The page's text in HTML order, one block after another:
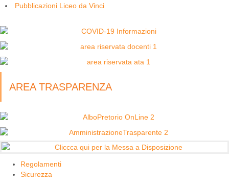
Pubblicazioni Liceo da Vinci
AREA TRASPARENZA
Regolamenti
Sicurezza